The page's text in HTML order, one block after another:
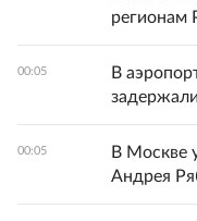
регионам
00:05
В
00:05
В Москве
Андрея